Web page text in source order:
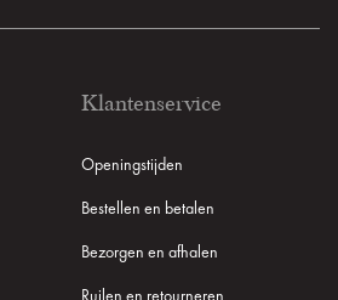
Klantenservice
Openingstijden
Bestellen en betalen
Bezorgen en afhalen
Ruilen en retourneren